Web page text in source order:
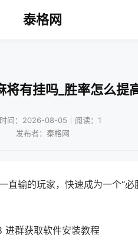
泰格网
将有挂吗_胜率怎么提
间：2026-08-05｜阅读：1
发布者：泰格网
直输的玩家，快速成为一个“必
群获取软件安装教程